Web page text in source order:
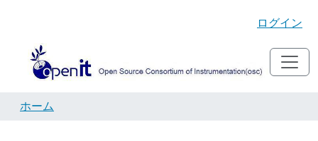
ログイン
ホーム